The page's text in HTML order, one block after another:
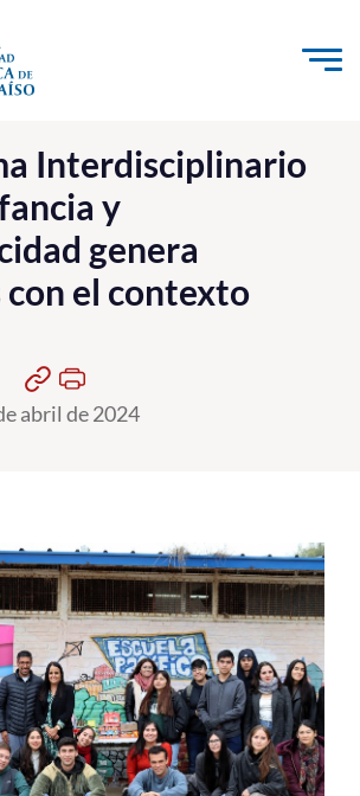
al contenido
e Innovación
Medio
Interdisciplinario
y
genera
el contexto
abril de 2024